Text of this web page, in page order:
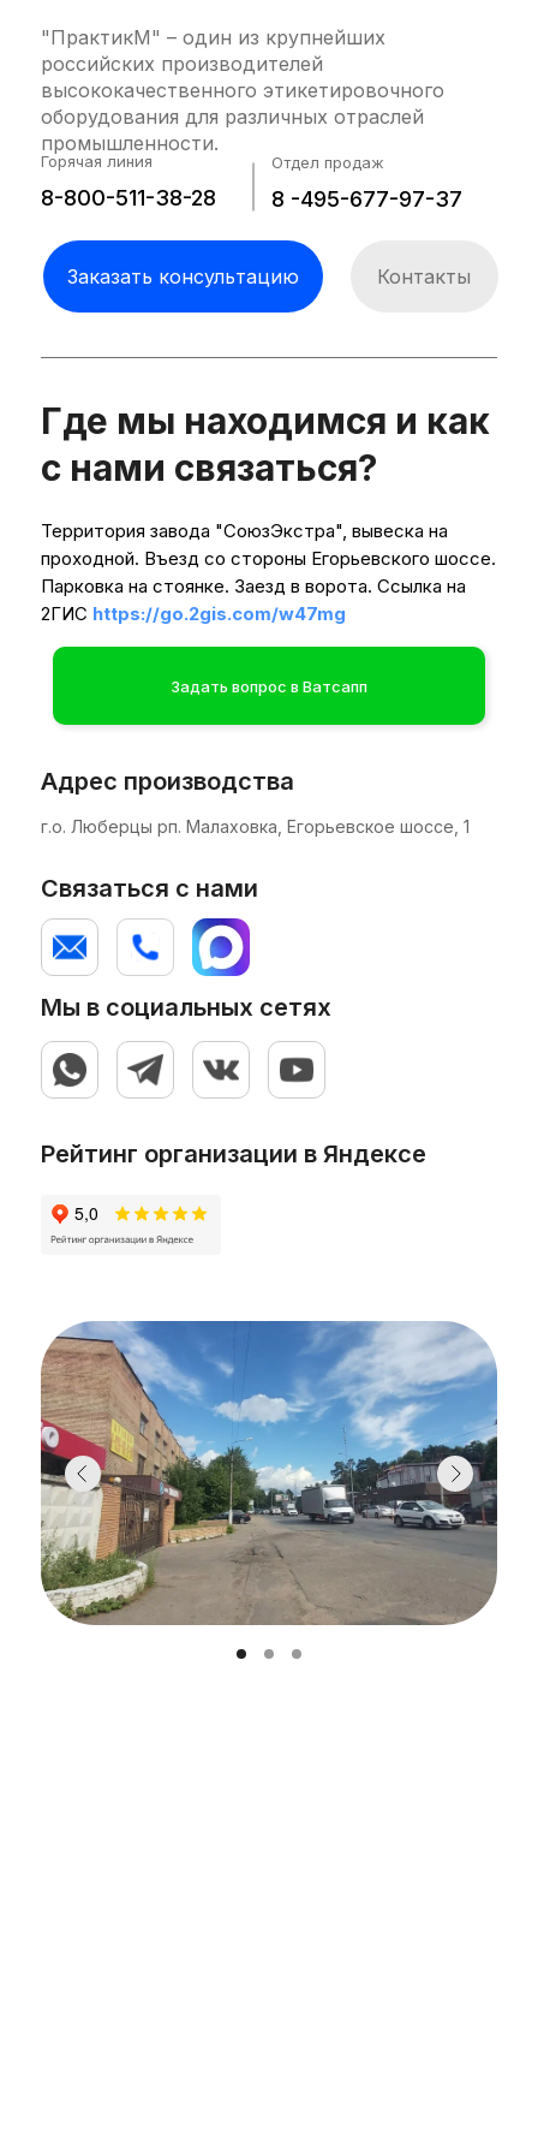
Заказать консультацию Контакты
"ПрактикМ" – один из крупнейших
российских производителей
высококачественного этикетировочного
оборудования для различных отраслей
промышленности.
Горячая линия Отдел продаж
8-800-511-38-28 8 -495-677-97-37
Территория завода "СоюзЭкстра", вывеска на
проходной. Въезд со стороны Егорьевского шоссе.
Парковка на стоянке. Заезд в ворота. Ссылка на
2ГИС https://go.2gis.com/w47mg
Где мы находимся и как
с нами связаться?
Мы в социальных сетях
Связаться с нами
Рейтинг организации в Яндексе
г.о. Люберцы рп. Малаховка, Егорьевское шоссе, 1
Адрес производства
Задать вопрос в Ватсапп